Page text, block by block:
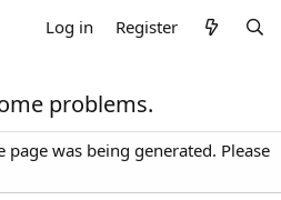
Log in Register
problems.
was being generated. Please